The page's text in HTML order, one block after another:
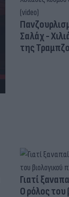
Σαλάχ -
της
Γιατί
Ο ρόλος του